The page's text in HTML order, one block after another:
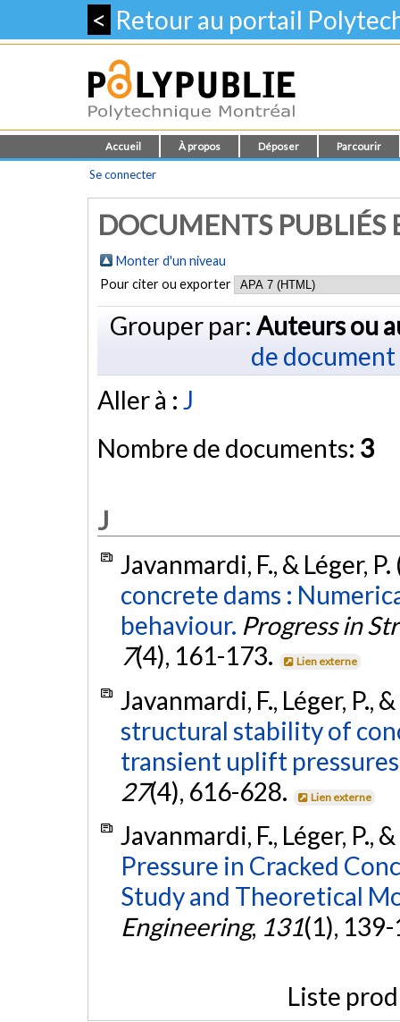
< Retour au portail
Accueil À propos Déposer Parcourir
Se connecter
DOCUMENTS PUBLIÉS
Monter d'un niveau
Pour citer ou exporter
Grouper par: Auteurs ou
de document
Aller à : J
Nombre de documents: 3
J
Javanmardi, F., & Léger,
concrete dams :
behaviour. Progress in
7(4), 161-173. Lien externe
Javanmardi, F., Léger, P.,
structural stability of
transient uplift pressures
27(4), 616-628. Lien externe
Javanmardi, F., Léger, P.,
Pressure in Cracked
Study and Theoretical
Engineering, 131(1),
Liste